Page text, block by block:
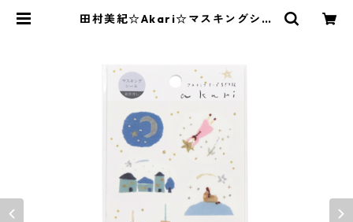
田村美紀☆Akari☆マスキングシー